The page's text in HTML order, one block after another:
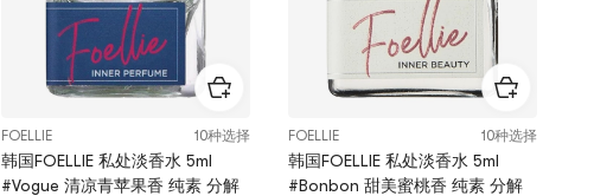
FOELLIE 10种选择
韩国FOELLIE 私处淡香水 5ml
#Vogue 清凉青苹果香 纯素 分解
FOELLIE 10种选择
韩国FOELLIE 私处淡香水 5ml
#Bonbon 甜美蜜桃香 纯素 分解